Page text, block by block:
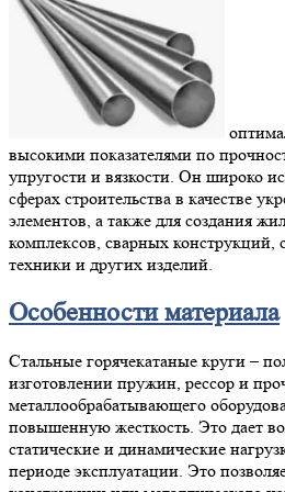
высокими показателями по
упругости и вязкости. Он широко
сферах строительства в качестве
элементов, а также для создания
комплексов, сварных конструкций,
техники и других изделий.
Особенности материала
Стальные горячекатаные круги –
изготовлении пружин, рессор и
металлообрабатывающего
повышенную жесткость. Это дает
статические и динамические
периоде эксплуатации. Это